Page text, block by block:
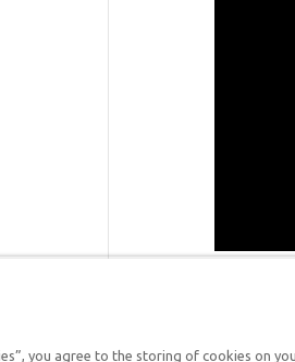
you agree to the storing of cookies on